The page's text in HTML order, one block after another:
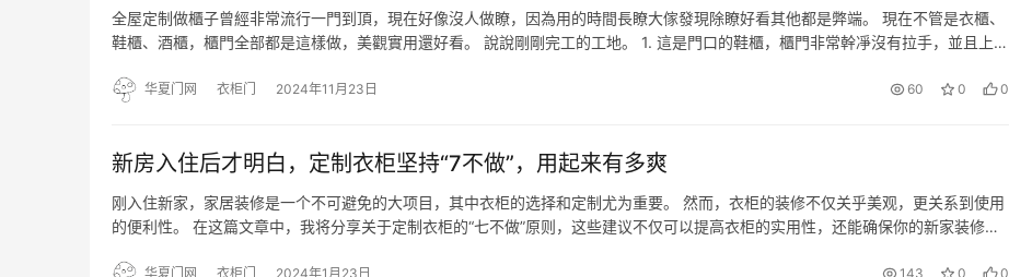
全屋定制做櫃子曾經非常流行一門到頂，現在好像沒人做瞭，因為用的時間長瞭大傢發現除瞭好看其他都是弊端。 現在不管是衣櫃、
鞋櫃、酒櫃，櫃門全部都是這樣做，美觀實用還好看。 說說剛剛完工的工地。 1. 這是門口的鞋櫃，櫃門非常幹凈沒有拉手，並且上下
就… 华夏门网 衣柜门 2024年11月23日 60 0 0
新房入住后才明白，定制衣柜坚持“7不做”，用起来有多爽
刚入住新家，家居装修是一个不可避免的大项目，其中衣柜的选择和定制尤为重要。 然而，衣柜的装修不仅关乎美观，更关系到使用
的便利性。 在这篇文章中，我将分享关于定制衣柜的“七不做”原则，这些建议不仅可以提高衣柜的实用性，还能确保你的新家装修更
华夏门网 衣柜门 2024年1月23日 143 0 0